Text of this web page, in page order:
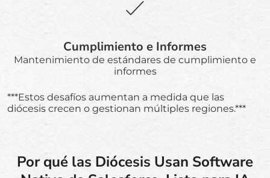
Cumplimiento e Informes
Mantenimiento de estándares de cumplimiento e
informes
***Estos desafíos aumentan a medida que las
diócesis crecen o gestionan múltiples regiones.***
Por qué las Diócesis Usan Software